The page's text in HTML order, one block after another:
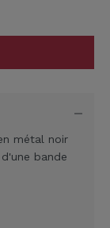
métal noir
bande